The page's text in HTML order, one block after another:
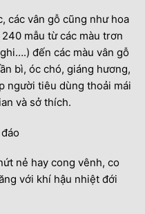
các vân gỗ cũng như hoa
mẫu từ các màu trơn
đến các màu vân gỗ
bì, óc chó, giáng hương,
người tiêu dùng thoải mái
và sở thích.
nẻ hay cong vênh, co
với khí hậu nhiệt đới